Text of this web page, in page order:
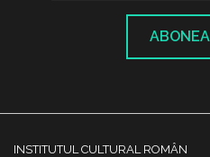
INSTITUTUL CULTURAL ROMÂN